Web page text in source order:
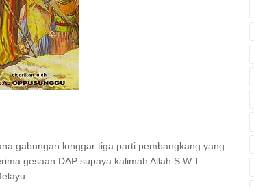
gabungan longgar tiga parti pembangkang yang
gesaan DAP supaya kalimah Allah S.W.T